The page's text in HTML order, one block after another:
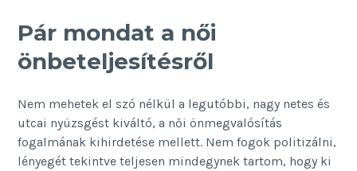
Pár mondat a női
önbeteljesítésről
Nem mehetek el szó nélkül a legutóbbi, nagy netes és
utcai nyüzsgést kiváltó, a női önmegvalósítás
fogalmának kihirdetése mellett. Nem fogok politizálni,
lényegét tekintve teljesen mindegynek tartom, hogy ki